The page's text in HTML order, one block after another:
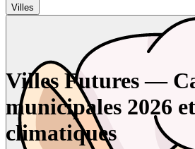
Villes
Villes Futures —
municipales 2026
climatiques